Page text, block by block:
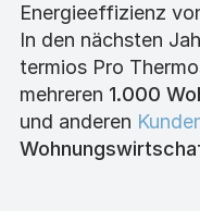
Energieeffizienz
In den nächsten
termios Pro
mehreren 1.000
und anderen